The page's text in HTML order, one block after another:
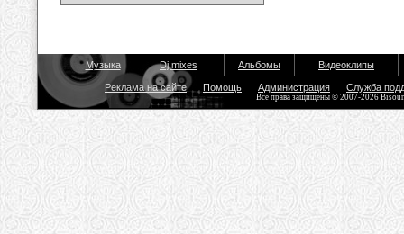
Музыка Dj mixes Альбомы Видеоклипы
Реклама на сайте Помощь Администрация Служба
Все права защищены © 2007-2026